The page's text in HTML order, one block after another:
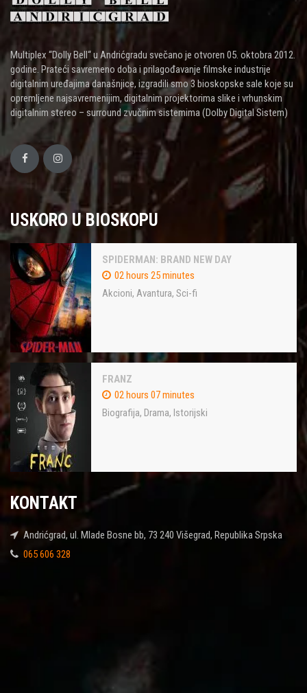
Multiplex “Dolly Bell“ u Andrićgradu svečano je otvoren 05. oktobra 2012.
godine. Prateći savremeno doba i prilagođavanje filmske industrije
digitalnim uređajima današnjice, izgradili smo 3 bioskopske sale koje su
opremljene najsavremenijim, digitalnim projektorima slike i vrhunskim
digitalnim stereo – surround zvučnim sistemima (Dolby Digital Sistem)
USKORO U BIOSKOPU
SPIDERMAN: BRAND NEW DAY
02 hours 25 minutes
Akcioni, Avantura, Sci-fi
FRANZ
02 hours 07 minutes
Biografija, Drama, Istorijski
KONTAKT
Andrićgrad, ul. Mlade Bosne bb, 73 240 Višegrad, Republika Srpska
065 606 328